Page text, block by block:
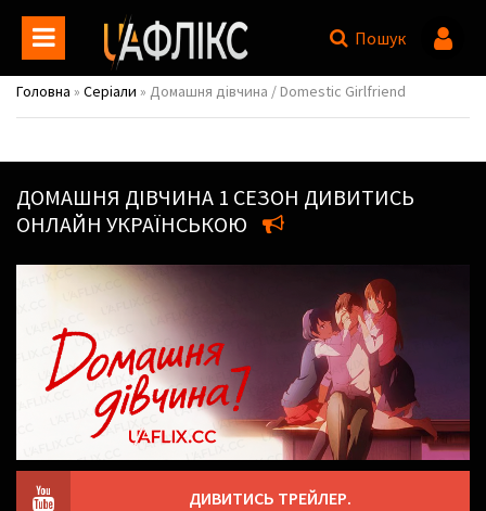
Пошук
Головна » Серіали » Домашня дівчина / Domestic Girlfriend
ДОМАШНЯ ДІВЧИНА 1 СЕЗОН ДИВИТИСЬ
ОНЛАЙН УКРАЇНСЬКОЮ
ДИВИТИСЬ ТРЕЙЛЕР.